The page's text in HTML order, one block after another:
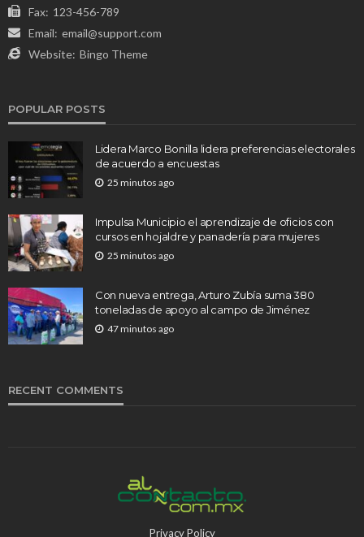
Fax: 123-456-789
Email: email@support.com
Website: Bingo Theme
POPULAR POSTS
Lidera Marco Bonilla lidera preferencias electorales
de acuerdo a encuestas
25 minutos ago
Impulsa Municipio el aprendizaje de oficios con
cursos en hojaldre y panadería para mujeres
25 minutos ago
Con nueva entrega, Arturo Zubía suma 380
toneladas de apoyo al campo de Jiménez
47 minutos ago
RECENT COMMENTS
Privacy Policy